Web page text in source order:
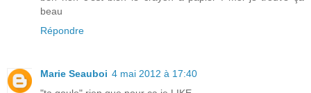
beau
Répondre
Marie Seauboi 4 mai 2012 à 17:40